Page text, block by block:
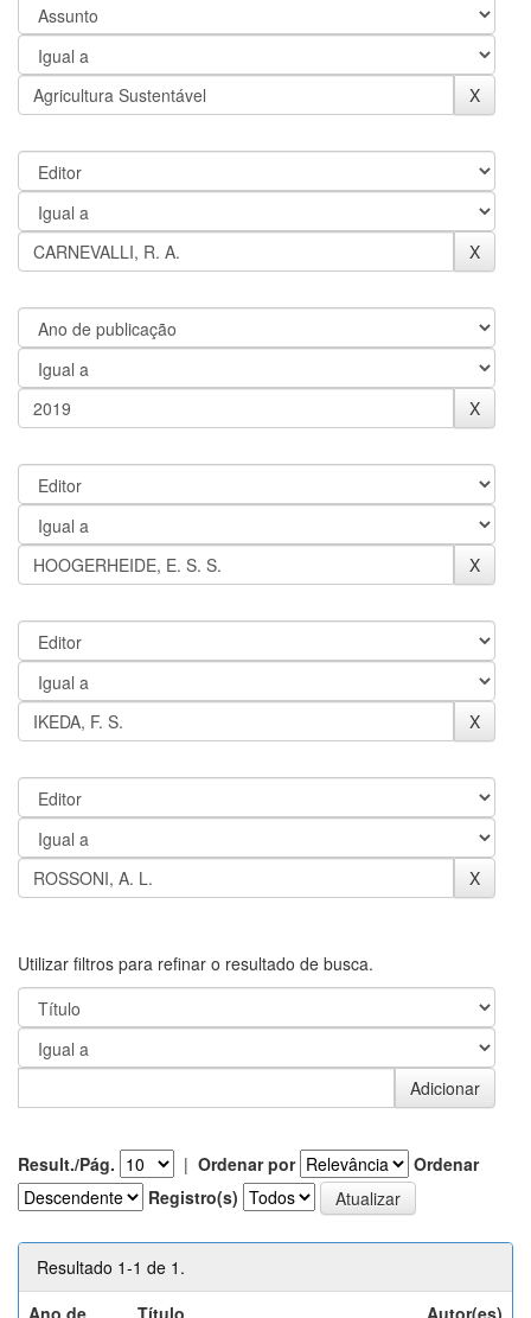
Utilizar filtros para refinar o resultado de busca.
Result./Pág. | Ordenar por
Ordenar
Registro(s)
Resultado 1-1 de 1.
Ano de
Título Autor(es)